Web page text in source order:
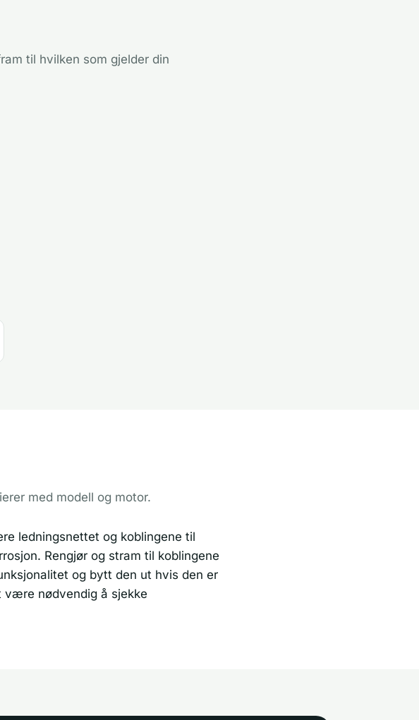
til hvilken som gjelder din
med modell og motor.
ledningsnettet og koblingene til
Rengjør og stram til koblingene
og bytt den ut hvis den er
være nødvendig å sjekke